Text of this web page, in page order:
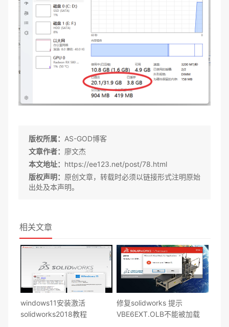
版权所属： AS-GOD博客
文章作者： 廖文杰
本文地址： https://ee123.net/post/78.html
版权声明： 原创文章，转载时必须以链接形式注明原始
出处及本声明。
相关文章
windows11安装激活
solidworks2018教程
修复solidworks 提示
VBE6EXT.OLB不能被加载